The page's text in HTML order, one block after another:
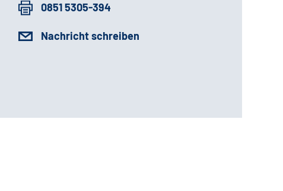
0851 5305-394
Nachricht schreiben